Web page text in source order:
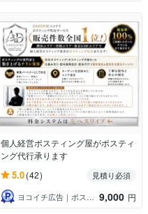
個人経営ポスティング屋がポスティ
ング代行承ります
5.0(42)
見積り必須
ヨコイチ広告｜ポスティング代行パートナー
9,000 円